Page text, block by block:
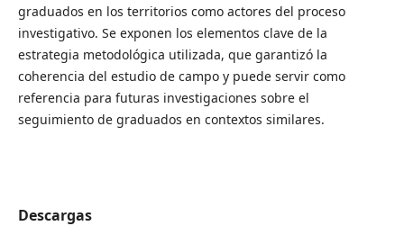
graduados en los territorios como actores del proceso
investigativo. Se exponen los elementos clave de la
estrategia metodológica utilizada, que garantizó la
coherencia del estudio de campo y puede servir como
referencia para futuras investigaciones sobre el
seguimiento de graduados en contextos similares.
Descargas